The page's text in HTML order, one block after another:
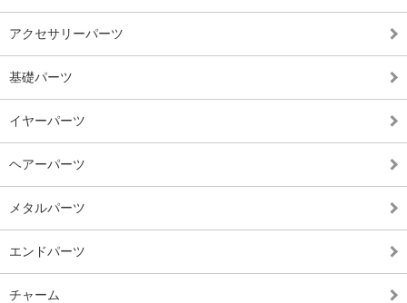
アクセサリーパーツ
基礎パーツ
イヤーパーツ
ヘアーパーツ
メタルパーツ
エンドパーツ
チャーム